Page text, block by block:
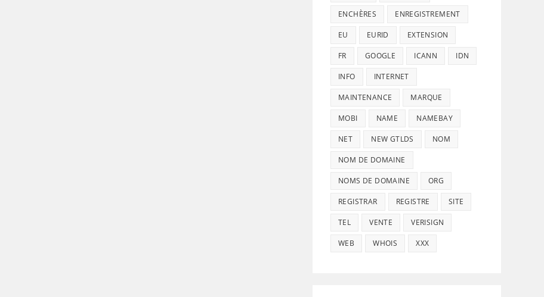
ENCHÈRES ENREGISTREMENT
EU EURID EXTENSION
FR GOOGLE ICANN IDN
INFO INTERNET
MAINTENANCE MARQUE
MOBI NAME NAMEBAY
NET NEW GTLDS NOM
NOM DE DOMAINE
NOMS DE DOMAINE ORG
REGISTRAR REGISTRE SITE
TEL VENTE VERISIGN
WEB WHOIS XXX